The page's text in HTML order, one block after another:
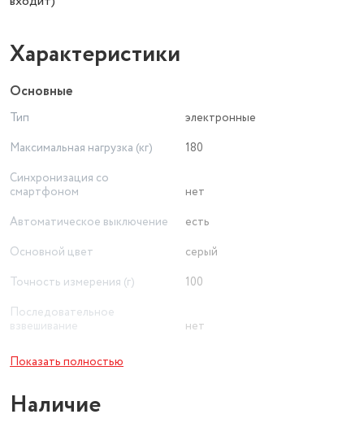
Характеристики
Основные
Тип
электронные
Максимальная нагрузка (кг)
180
Синхронизация со
смартфоном
нет
Автоматическое выключение
есть
Основной цвет
серый
Точность измерения (г)
100
Последовательное
взвешивание
нет
Материал платформы
Показать полностью
Наличие